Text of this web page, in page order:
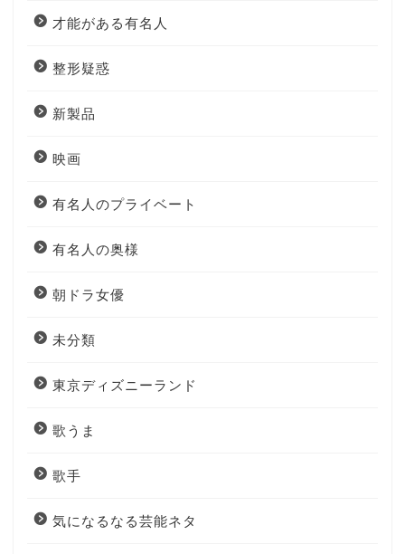
才能がある有名人
整形疑惑
新製品
映画
有名人のプライベート
有名人の奥様
朝ドラ女優
未分類
東京ディズニーランド
歌うま
歌手
気になるなる芸能ネタ